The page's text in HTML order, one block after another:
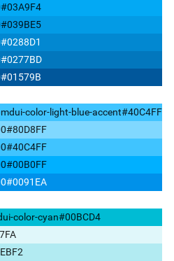
#03A9F4
#039BE5
#0288D1
#0277BD
#01579B
mdui-color-light-blue-accent#40C4FF
#80D8FF
#40C4FF
#00B0FF
#0091EA
color-cyan#00BCD4